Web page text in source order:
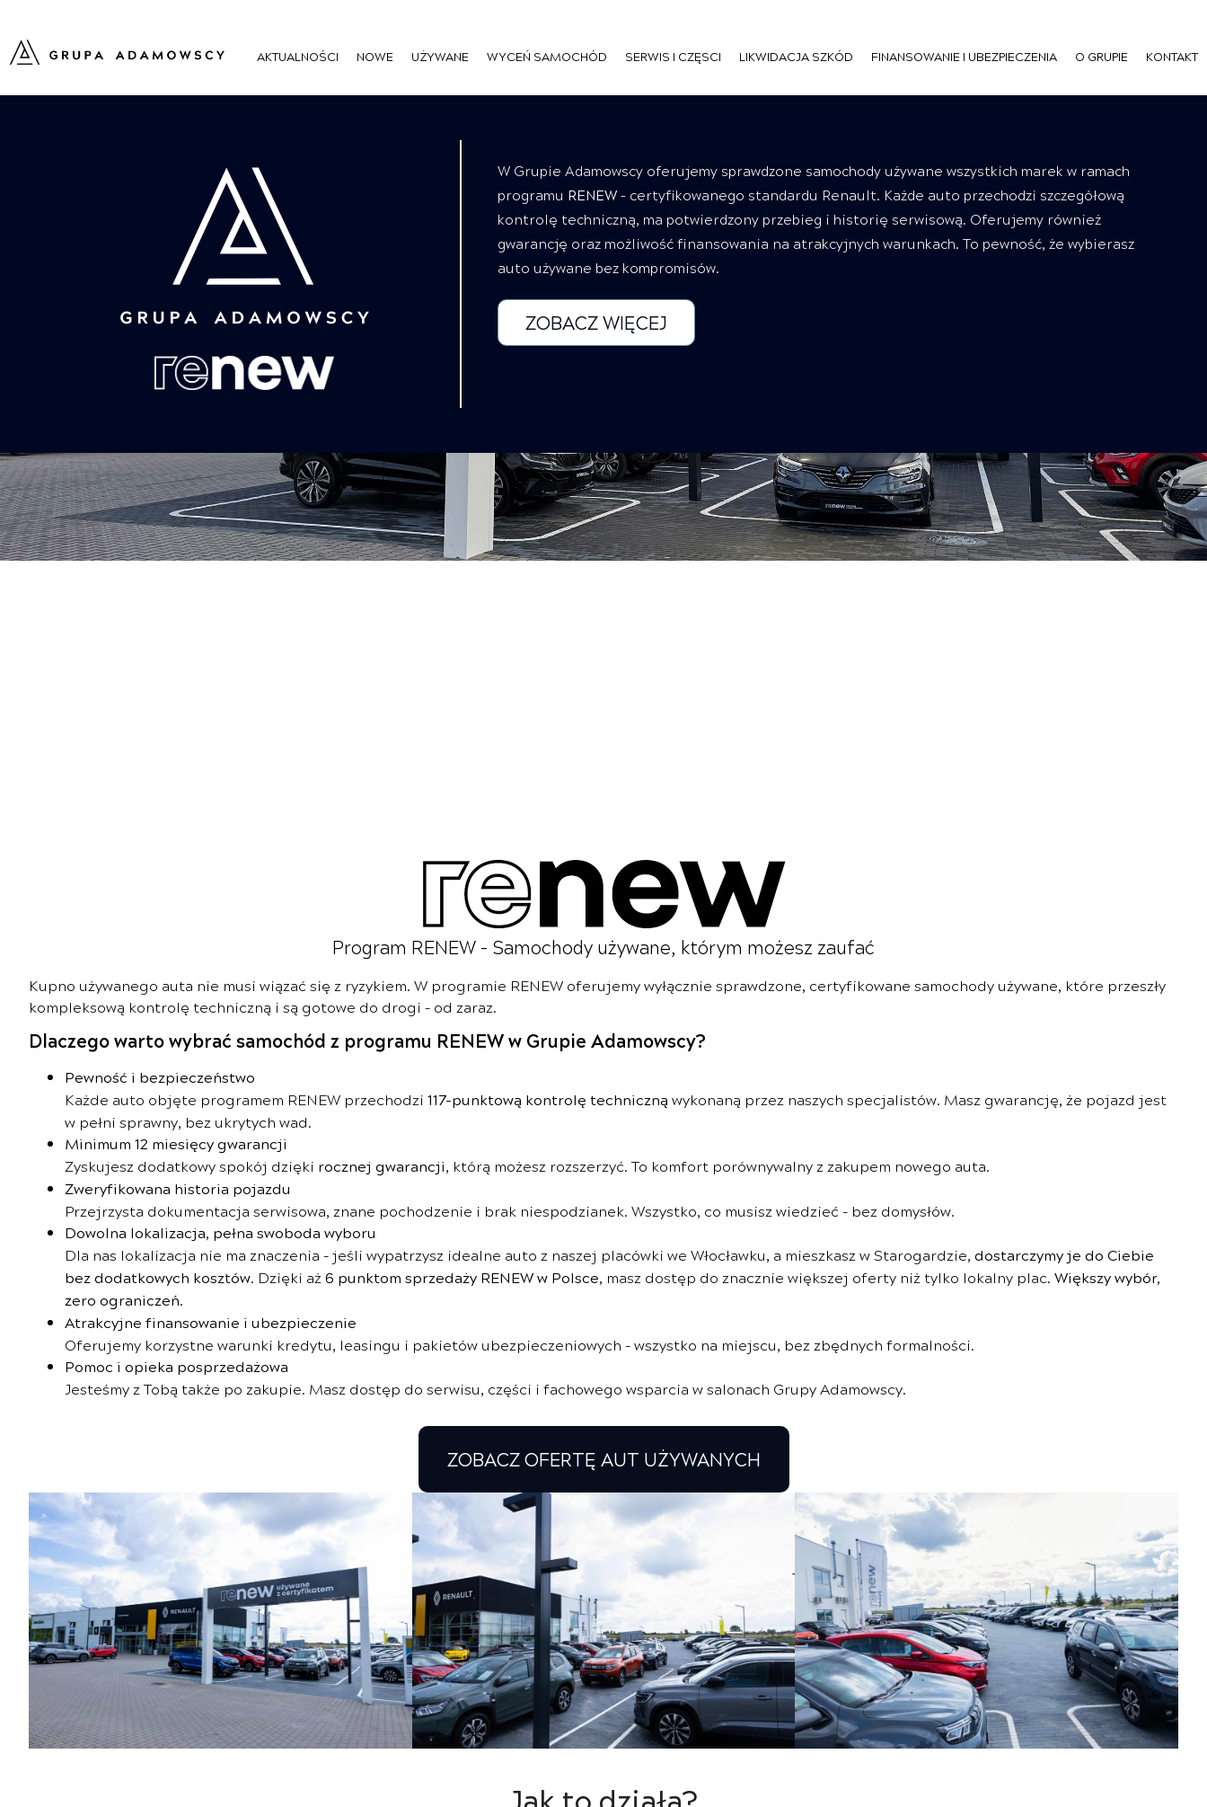
AKTUALNOŚCI NOWE UŻYWANE WYCEŃ SAMOCHÓD SERWIS I CZĘSCI LIKWIDACJA SZKÓD FINANSOWANIE I UBEZPIECZENIA O GRUPIE KONTAKT
W Grupie Adamowscy oferujemy sprawdzone samochody używane wszystkich marek w ramach
programu RENEW– certyfikowanego standardu Renault. Każde auto przechodzi szczegółową
kontrolę techniczną, ma potwierdzony przebieg i historię serwisową. Oferujemy również
gwarancję oraz możliwość finansowania na atrakcyjnych warunkach. To pewność, że wybierasz
auto używane bez kompromisów.
ZOBACZ WIĘCEJ
Program RENEW – Samochody używane, którym możesz zaufać
Kupno używanego auta nie musi wiązać się z ryzykiem. W programie RENEW oferujemy wyłącznie sprawdzone, certyfikowane samochody używane, które przeszły
kompleksową kontrolę techniczną i są gotowe do drogi – od zaraz.
Dlaczego warto wybrać samochód z programu RENEW w Grupie Adamowscy?
Pewność i bezpieczeństwo
Każde auto objęte programem RENEW przechodzi 117-punktową kontrolę techniczną wykonaną przez naszych specjalistów. Masz gwarancję, że pojazd jest
w pełni sprawny, bez ukrytych wad.
Minimum 12 miesięcy gwarancji
Zyskujesz dodatkowy spokój dzięki rocznej gwarancji, którą możesz rozszerzyć. To komfort porównywalny z zakupem nowego auta.
Zweryfikowana historia pojazdu
Przejrzysta dokumentacja serwisowa, znane pochodzenie i brak niespodzianek. Wszystko, co musisz wiedzieć – bez domysłów.
Dowolna lokalizacja, pełna swoboda wyboru
Dla nas lokalizacja nie ma znaczenia – jeśli wypatrzysz idealne auto z naszej placówki we Włocławku, a mieszkasz w Starogardzie, dostarczymy je do Ciebie
bez dodatkowych kosztów. Dzięki aż6 punktom sprzedaży RENEW w Polsce, masz dostęp do znacznie większej oferty niż tylko lokalny plac. Większy wybór,
zero ograniczeń.
Atrakcyjne finansowanie i ubezpieczenie
Oferujemy korzystne warunki kredytu, leasingu i pakietów ubezpieczeniowych – wszystko na miejscu, bez zbędnych formalności.
Pomoc i opieka posprzedażowa
Jesteśmy z Tobą także po zakupie. Masz dostęp do serwisu, części i fachowego wsparcia w salonach Grupy Adamowscy.
ZOBACZ OFERTĘ AUT UŻYWANYCH